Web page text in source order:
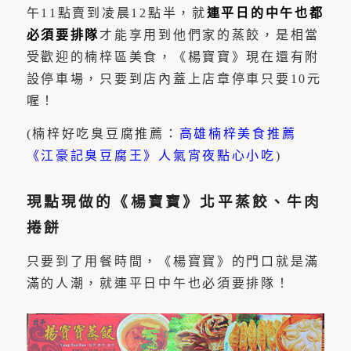
午11點賣到凌晨12點半，就連平日的中午也都
必須要排隊才能享用到他們家的蒸餃，是相當
受歡迎的楠梓區美食，《楊寶寶》現在還有附
設停車場，只要到店內蓋上店章停車只要10元
喔！
(楠梓好吃臭豆腐推薦： 高雄楠梓美食推薦
《江豪記臭豆腐王》人氣宵夜點心小吃)
現點現做的《楊寶寶》北平蒸餃、牛肉
捲餅
只要到了用餐時間，《楊寶寶》的門口就是滿
滿的人潮，就連平日中午也必須要排隊！